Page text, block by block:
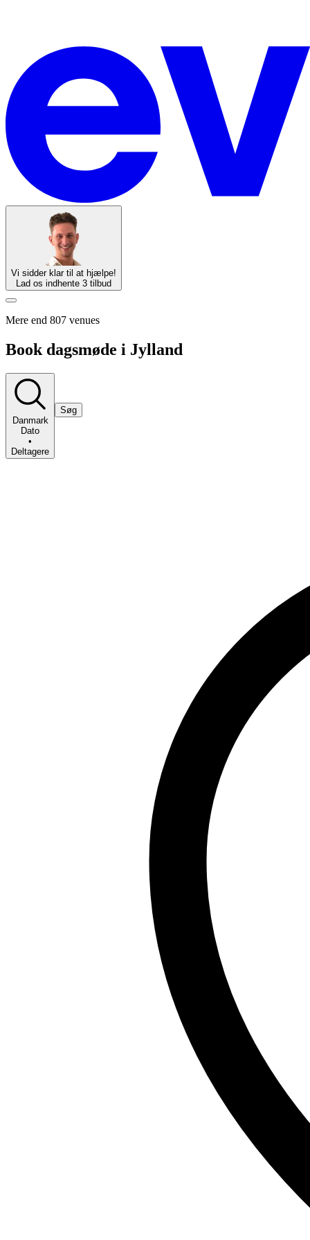
Vi sidder klar til at hjælpe!
Lad os indhente 3 tilbud
Mere end 807 venues
Book dagsmøde i Jylland
Danmark
Dato
•
Deltagere
Søg